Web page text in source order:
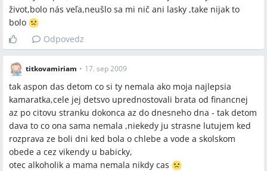
život,bolo nás veľa,neušlo sa mi nič ani lasky ,take nijak to
bolo
Odpovedz
titkovamiriam • 17. sep 2009
tak aspon das detom co si ty nemala ako moja najlepsia
kamaratka,cele jej detsvo uprednostovali brata od financnej
az po citovu stranku dokonca az do dnesneho dna - tak detom
dava to co ona sama nemala ,niekedy ju strasne lutujem ked
rozprava ze boli dni ked bola o chlebe a vode a skolskom
obede a cez vikendy u babicky,
otec alkoholik a mama nemala nikdy cas